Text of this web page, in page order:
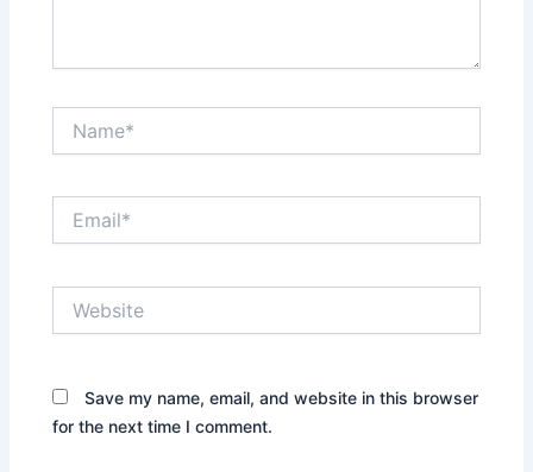
Save my name, email, and website in this browser
for the next time I comment.